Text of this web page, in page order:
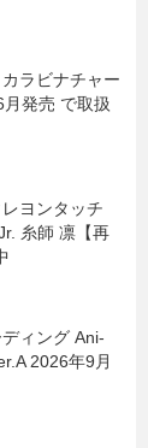
ラビナチャー
発売 で取扱
ヨンタッチ
糸師 凛【再
ィング Ani-
2026年9月